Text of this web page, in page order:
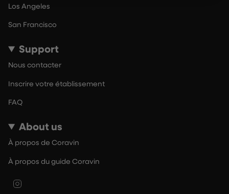
Los Angeles
San Francisco
Support
Nous contacter
Inscrire votre établissement
FAQ
About us
À propos de Coravin
À propos du guide Coravin